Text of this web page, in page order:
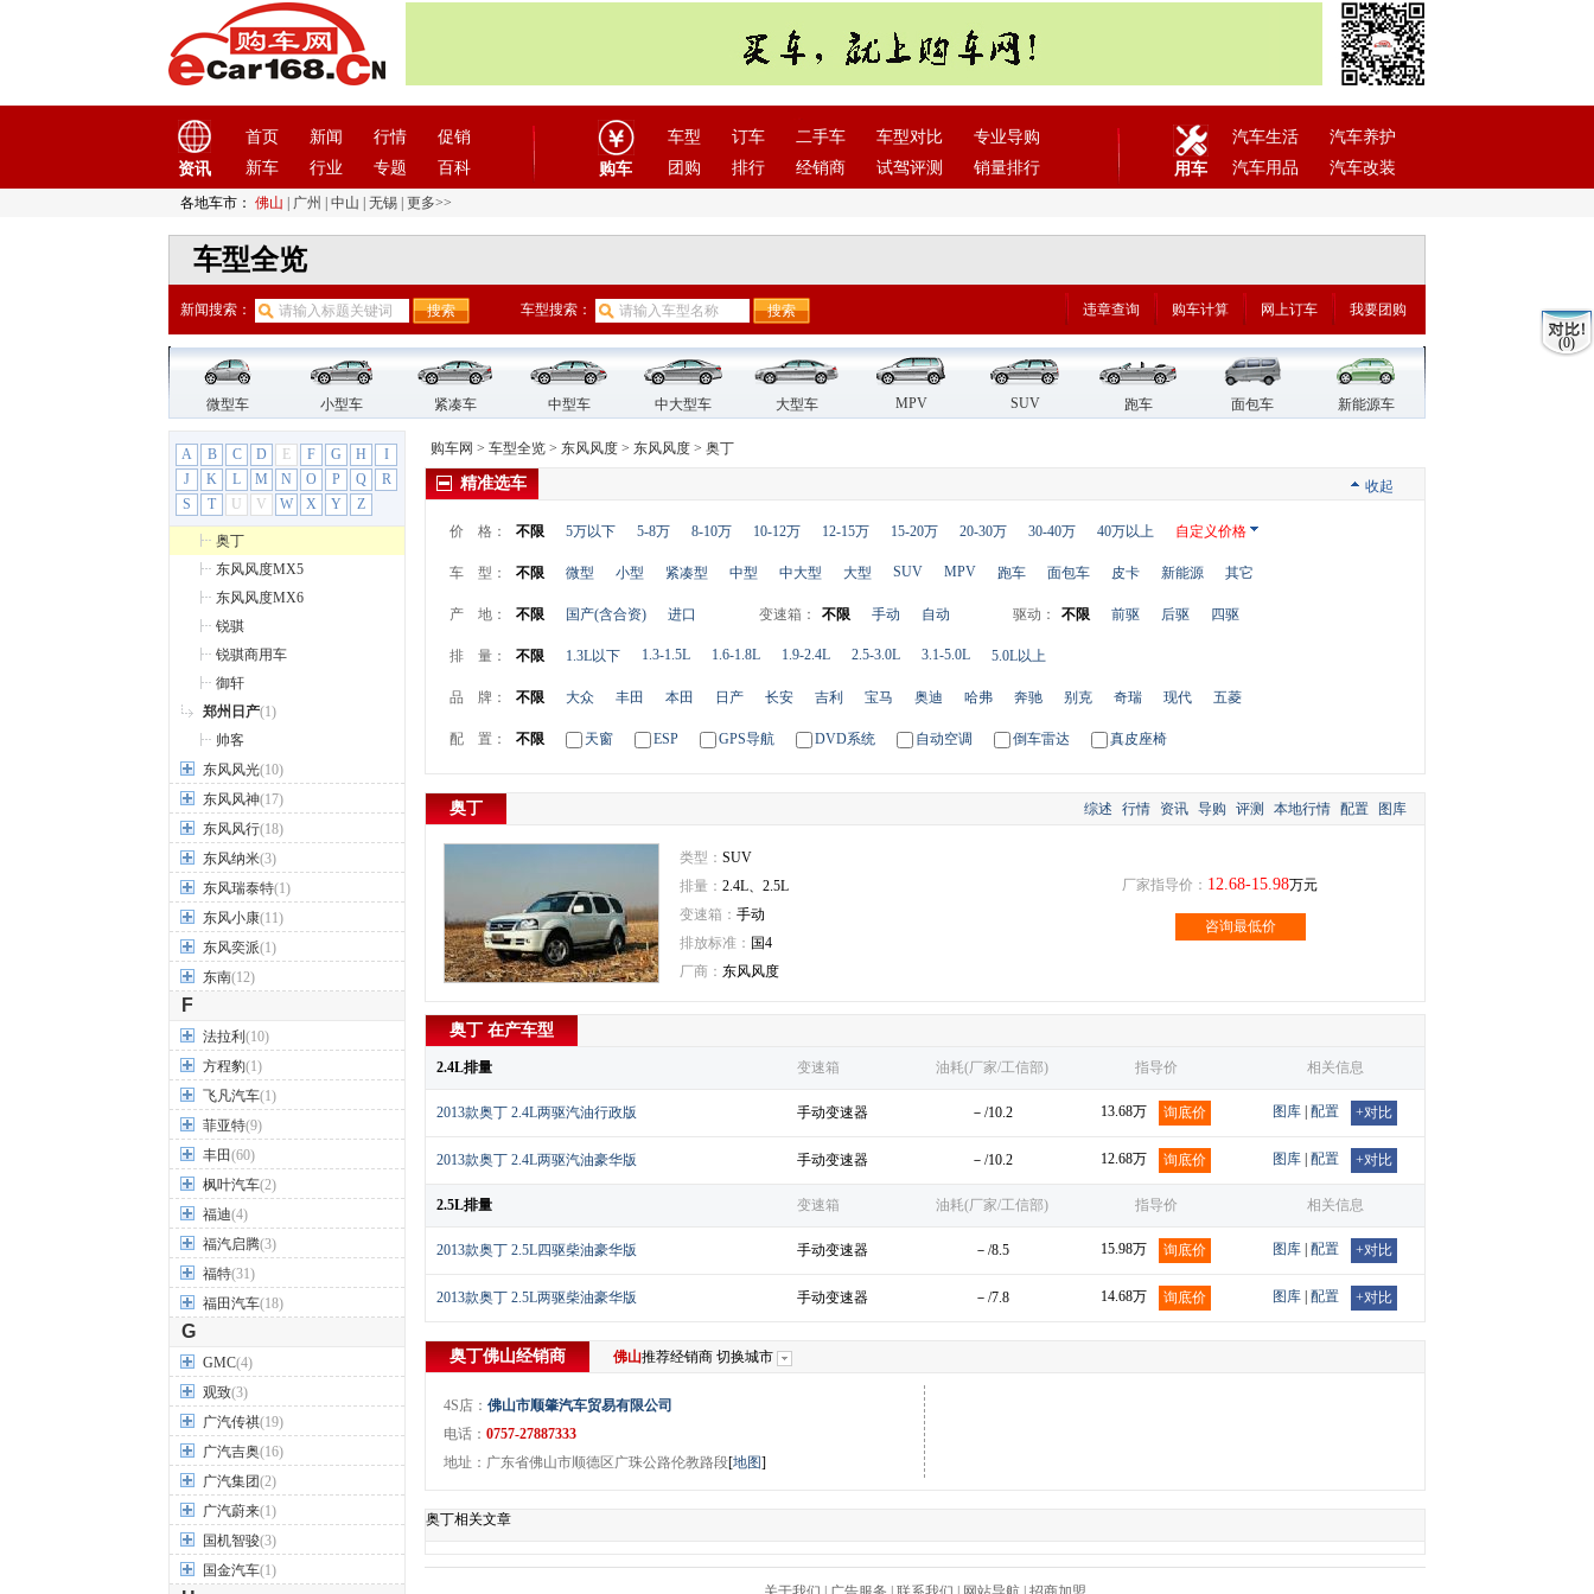
资讯
首页 新闻 行情
促销
新车
行业 专题 百科 购车
车型 订车 二手车 车型对比
专业导购
团购
排行 经销商 试驾评测 销量排行 用车
汽车生活
汽车养护
汽车用品
汽车改装
各地车市： 佛山 广州 中山 无锡 更多>>
车型全览
新闻搜索： 车型搜索： 违章查询 购车计算 网上订车 我要团购
微型车 小型车 紧凑车 中型车 中大型车 大型车 MPV SUV 跑车 面包车 新能源车
A B C D E F G H
I
J
K L M N O P Q
R
S
T U V W X Y Z
布加迪(1)
C
长安(71)
长城
(17)
创维汽车(1)
D
大乘汽车 (5)
大发(1)
大运汽车(1)
大众(61)
道奇(3)
电动屋(1)
东风 (4)
东风风度(7)
东风风度(6)
奥丁
东风风度MX5
东风风度MX6
锐骐
锐骐商用车
御轩
郑州日产(1)
帅客
东风风光(10)
东风风神(17)
东风风行(18)
东风纳米(3)
东风瑞泰特(1)
东风小康(11)
东风奕派(1)
东南(12)
F
法拉利 (10)
方程豹(1)
飞凡汽车(1)
菲亚特(9)
丰田(60)
枫叶汽车(2)
福迪(4)
福汽启腾(3)
福特(31)
福田汽车(18)
G
GMC(4)
观致(3)
广汽传祺(19)
广汽吉奥(16)
广汽集团(2)
广汽蔚来(1)
国机智骏(3)
国金汽车(1)
购车网 > 车型全览 > 东风风度 > 东风风度 > 奥丁
精准选车 收起
价 格： 不限 5万以下 5-8万 8-10万 10-12万 12-15万 15-20万 20-30万 30-40万 40万以上 自定义价格
车 型： 不限 微型 小型 紧凑型 中型 中大型 大型 SUV MPV 跑车 面包车 皮卡 新能源 其它
产 地： 不限 国产(含合资) 进口 变速箱： 不限 手动 自动 驱动： 不限 前驱 后驱 四驱
排 量： 不限 1.3L以下 1.3-1.5L 1.6-1.8L 1.9-2.4L 2.5-3.0L 3.1-5.0L 5.0L以上
品 牌： 不限 大众 丰田 本田 日产 长安 吉利 宝马 奥迪 哈弗 奔驰 别克 奇瑞 现代 五菱
配 置： 不限 天窗 ESP GPS导航 DVD系统 自动空调 倒车雷达 真皮座椅
奥丁 综述 行情 资讯 导购 评测 本地行情 配置 图库
类型： SUV
排量： 2.4L、2.5L
变速箱： 手动
排放标准： 国4
厂商： 东风风度
厂家指导价： 12.68-15.98万元
咨询最低价
奥丁 在产车型
2.4L排量 变速箱 油耗(厂家/工信部) 指导价 相关信息
2013款奥丁 2.4L两驱汽油行政版 手动变速器 －/10.2 13.68万 询底价 图库 配置 +对比
2013款奥丁 2.4L两驱汽油豪华版 手动变速器 －/10.2 12.68万 询底价 图库 配置 +对比
2.5L排量 变速箱 油耗(厂家/工信部) 指导价 相关信息
2013款奥丁 2.5L四驱柴油豪华版 手动变速器 －/8.5 15.98万 询底价 图库 配置 +对比
2013款奥丁 2.5L两驱柴油豪华版 手动变速器 －/7.8 14.68万 询底价 图库 配置 +对比
奥丁佛山经销商 佛山推荐经销商 切换城市
4S店： 佛山市顺肇汽车贸易有限公司
电话： 0757-27887333
地址：广东省佛山市顺德区广珠公路伦教路段[地图]
奥丁相关文章
(0)